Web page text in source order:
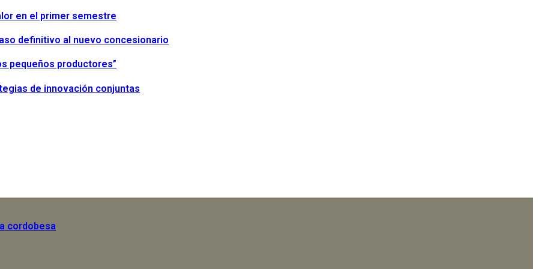
en el primer semestre
definitivo al nuevo concesionario
pequeños productores”
de innovación conjuntas
cordobesa